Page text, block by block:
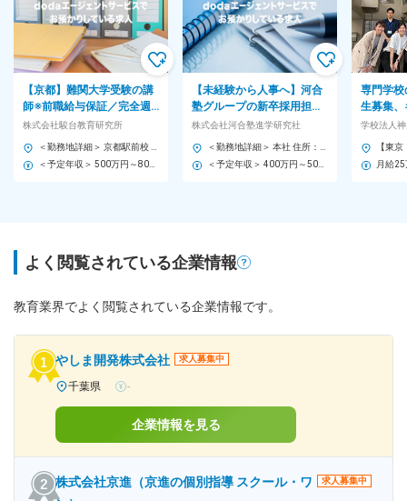
【京都】難関大学受験の講
師※前職給与保証／完全週
休2日制／年休120日／残業
株式会社駿台教育研究所
【未経験から人事へ】河合
塾グループの新卒採用担当
／説明会運営などからスタ
ート／土日祝休・日勤のみ
株式会社河合塾進学研究社
専門学校
生募集、
ト、教務
業務を
学校法人
よく閲覧されている企業情報
教育業界でよく閲覧されている企業情報です。
やしま開発株式会社 求人募集中
千葉県 -
企業情報を見る
株式会社京進（京進の個別指導 スクール・ワ
求人募集中